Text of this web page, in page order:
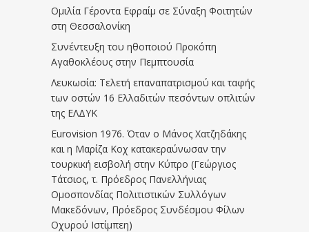
Ομιλία Γέροντα Εφραίμ σε Σύναξη Φοιτητών
στη Θεσσαλονίκη
Συνέντευξη του ηθοποιού Προκόπη
Αγαθοκλέους στην Πεμπτουσία
Λευκωσία: Τελετή επαναπατρισμού και ταφής
των οστών 16 Ελλαδιτών πεσόντων οπλιτών
της ΕΛΔΥΚ
Eurovision 1976. Όταν ο Μάνος Χατζηδάκης
και η Μαρίζα Κοχ κατακεραύνωσαν την
τουρκική εισβολή στην Κύπρο (Γεώργιος
Τάτσιος, τ. Πρόεδρος Πανελλήνιας
Ομοσπονδίας Πολιτιστικών Συλλόγων
Μακεδόνων, Πρόεδρος Συνδέσμου Φίλων
Οχυρού Ιστίμπεη)